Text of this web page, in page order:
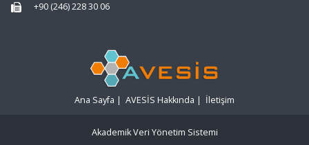
+90 (246) 228 30 06
Ana Sayfa | AVESİS Hakkında | İletişim
Akademik Veri Yönetim Sistemi